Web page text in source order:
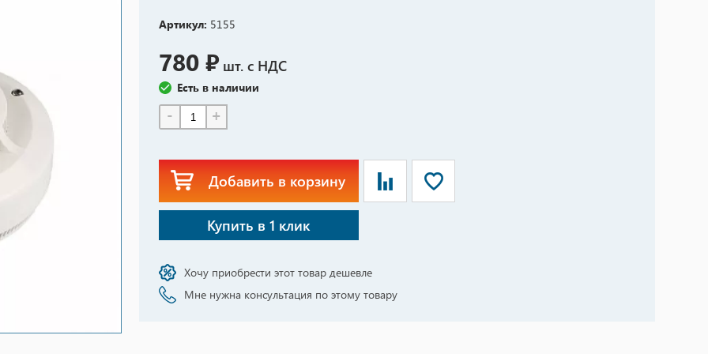
Артикул: 5155
780 ₽ шт. с НДС
Есть в наличии
- +
Добавить в корзину
Купить в 1 клик
Хочу приобрести этот товар дешевле
Мне нужна консультация по этому товару